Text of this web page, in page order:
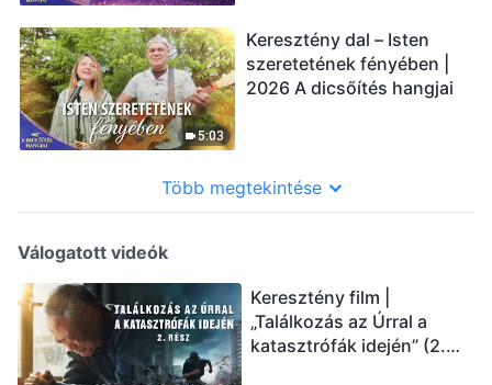
5:03
Keresztény dal – Isten
szeretetének fényében |
2026 A dicsőítés hangjai
Több megtekintése
Válogatott videók
Keresztény film |
„Találkozás az Úrral a
katasztrófák idején” (2.